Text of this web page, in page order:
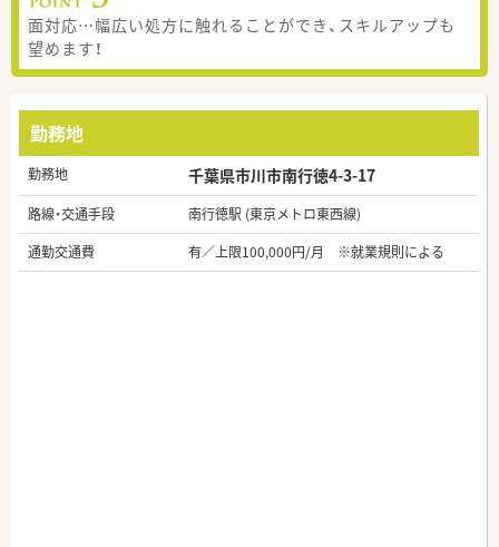
面対応…幅広い処方に触れることができ、スキルアップも
望めます！
勤務地
勤務地 千葉県市川市南行徳4-3-17
路線・交通手段
南行徳駅 (東京メトロ東西線)
通勤交通費
有／上限100,000円/月 ※就業規則による